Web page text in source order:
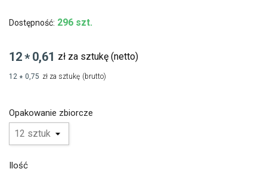
Dostępność: 296 szt.
12* 0,61 zł za sztukę (netto)
12 * 0,75 zł za sztukę (brutto)
Opakowanie zbiorcze
Ilość